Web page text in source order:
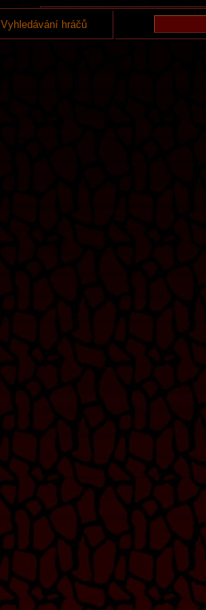
Vyhledávání hráčů